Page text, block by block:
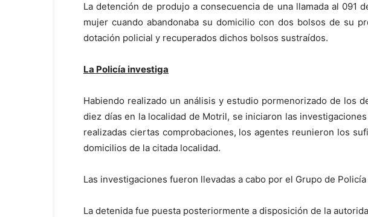
La detención de produjo a consecuencia de una llamada al
mujer cuando abandonaba su domicilio con dos bolsos de su
dotación policial y recuperados dichos bolsos sustraídos.
La Policía investiga
Habiendo realizado un análisis y estudio pormenorizado de los
diez días en la localidad de Motril, se iniciaron las
realizadas ciertas comprobaciones, los agentes reunieron los
domicilios de la citada localidad.
Las investigaciones fueron llevadas a cabo por el Grupo de
La detenida fue puesta posteriormente a disposición de la